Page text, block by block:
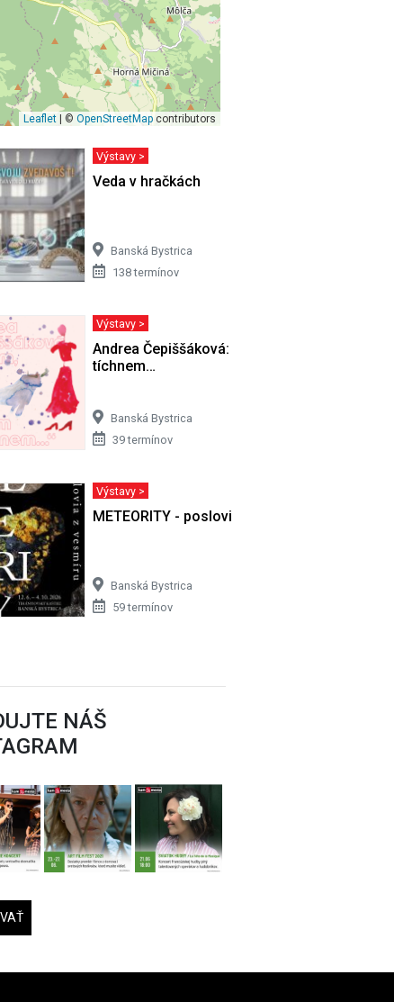
Leaflet | ©OpenStreetMap contributors
MOHLO
Výstavy >
Veda v hračkách
Banská Bystrica
138 termínov
2008)
Výstavy >
Andrea Čepiššáková: Horím, potom
tíchnem…
Banská Bystrica
39 termínov
Výstavy >
METEORITY - poslovia z vesmíru
Banská Bystrica
59 termínov
NÁŠ